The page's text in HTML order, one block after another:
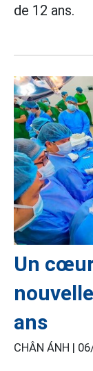
de 12 ans.
Un
ans
CHÂN ÁNH |